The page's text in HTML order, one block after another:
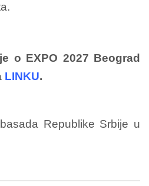
o EXPO 2027 Beograd
LINKU.
Republike Srbije u